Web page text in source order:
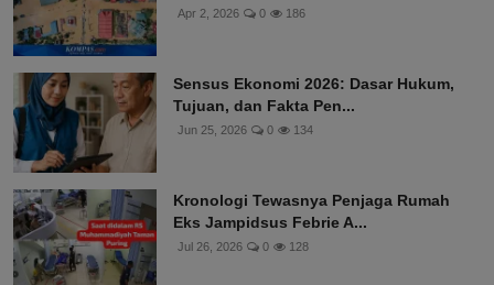
Apr 2, 2026 0 186
Sensus Ekonomi 2026: Dasar Hukum,
Tujuan, dan Fakta Pen...
Jun 25, 2026 0 134
Kronologi Tewasnya Penjaga Rumah
Eks Jampidsus Febrie A...
Jul 26, 2026 0 128